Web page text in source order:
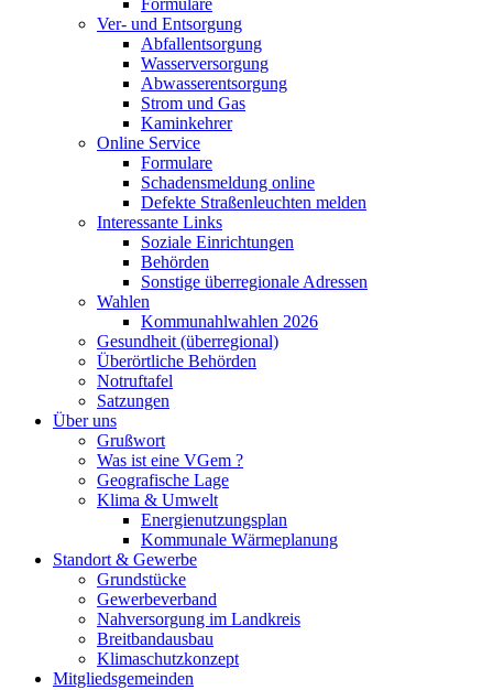
Formulare
Ver- und Entsorgung
Abfallentsorgung
Wasserversorgung
Abwasserentsorgung
Strom und Gas
Kaminkehrer
Online Service
Formulare
Schadensmeldung online
Defekte Straßenleuchten melden
Interessante Links
Soziale Einrichtungen
Behörden
Sonstige überregionale Adressen
Wahlen
Kommunahlwahlen 2026
Gesundheit (überregional)
Überörtliche Behörden
Notruftafel
Satzungen
Über uns
Grußwort
Was ist eine VGem ?
Geografische Lage
Klima & Umwelt
Energienutzungsplan
Kommunale Wärmeplanung
Standort & Gewerbe
Grundstücke
Gewerbeverband
Nahversorgung im Landkreis
Breitbandausbau
Klimaschutzkonzept
Mitgliedsgemeinden